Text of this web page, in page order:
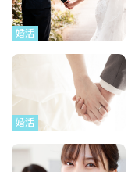
婚活
婚活